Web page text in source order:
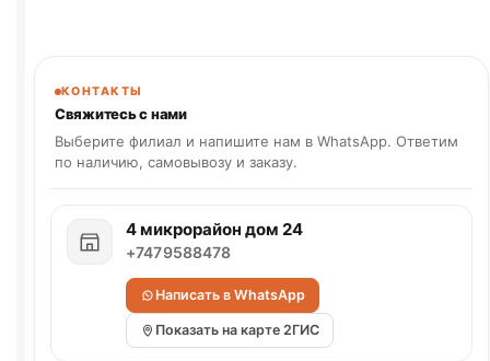
КОНТАКТЫ
Свяжитесь с нами
Выберите филиал и напишите нам в WhatsApp. Ответим
по наличию, самовывозу и заказу.
4 микрорайон дом 24
+7479588478
Написать в WhatsApp
Показать на карте 2ГИС